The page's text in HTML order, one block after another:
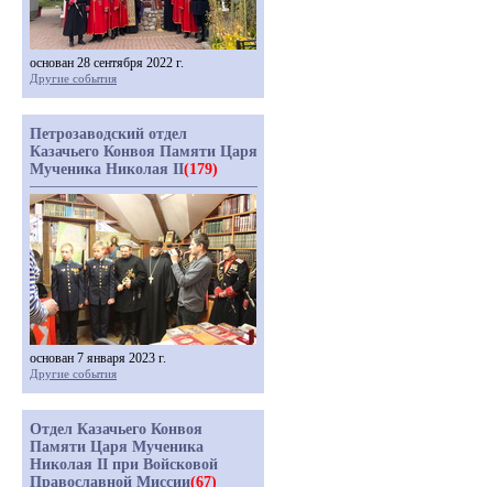
основан 28 сентября 2022 г.
Другие события
Петрозаводский отдел
Казачьего Конвоя Памяти Царя
Мученика Николая II(179)
основан 7 января 2023 г.
Другие события
Отдел Казачьего Конвоя
Памяти Царя Мученика
Николая II при Войсковой
Православной Миссии(67)